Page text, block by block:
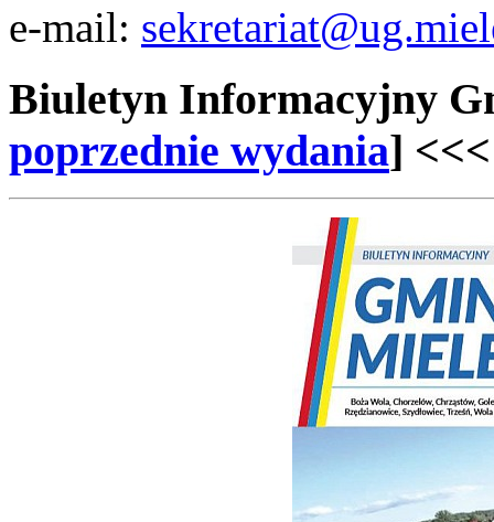
e-mail:
Biuletyn Informacyjny
poprzednie wydania] <<<